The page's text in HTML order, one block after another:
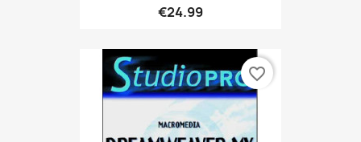
€24.99
favorite_border